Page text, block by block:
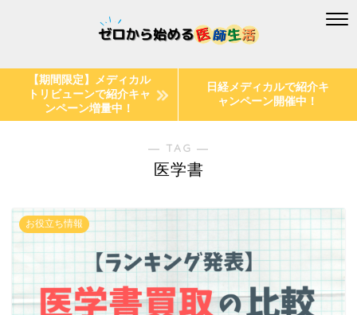
【期間限定】メディカル
トリビューンで紹介キャ
ンペーン増量中！
日経メディカルで紹介キ
ャンペーン開催中！
― TAG ―
医学書
お役立ち情報